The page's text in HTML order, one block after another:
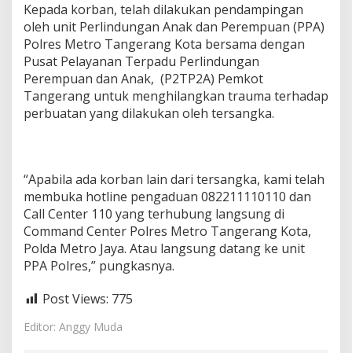
Kepada korban, telah dilakukan pendampingan
oleh unit Perlindungan Anak dan Perempuan (PPA)
Polres Metro Tangerang Kota bersama dengan
Pusat Pelayanan Terpadu Perlindungan
Perempuan dan Anak, (P2TP2A) Pemkot
Tangerang untuk menghilangkan trauma terhadap
perbuatan yang dilakukan oleh tersangka.
“Apabila ada korban lain dari tersangka, kami telah
membuka hotline pengaduan 082211110110 dan
Call Center 110 yang terhubung langsung di
Command Center Polres Metro Tangerang Kota,
Polda Metro Jaya. Atau langsung datang ke unit
PPA Polres,” pungkasnya.
Post Views: 775
Editor: Anggy Muda